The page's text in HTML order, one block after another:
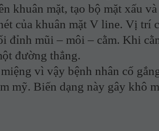
khuân mặt, tạo bộ mặt xấu
của khuân mặt V line. Vị trí
đỉnh mũi – môi – cằm. Khi
đường thẳng.
vì vậy bệnh nhân cố
mỹ. Biến dạng này gây khô